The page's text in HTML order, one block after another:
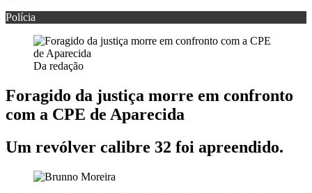
Polícia
Da redação
Foragido da justiça morre em confronto
com a CPE de Aparecida
Um revólver calibre 32 foi apreendido.